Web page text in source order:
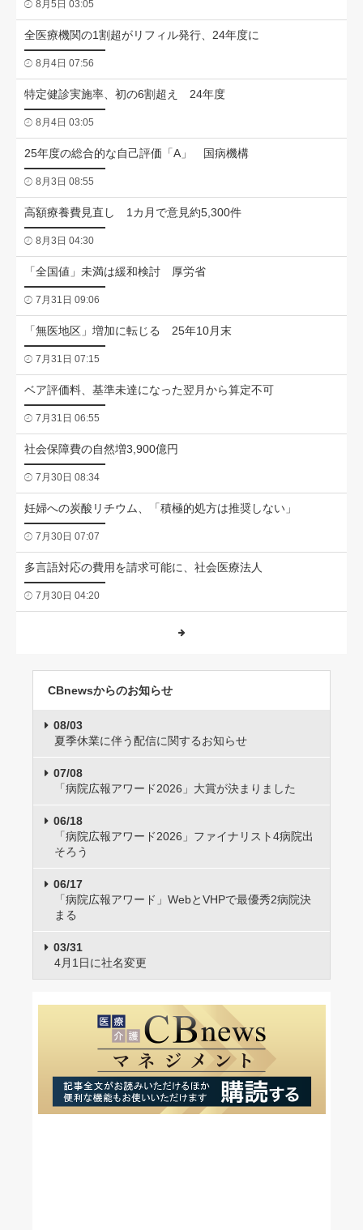
8月5日 03:05
全医療機関の1割超がリフィル発行、24年度に
8月4日 07:56
特定健診実施率、初の6割超え 24年度
8月4日 03:05
25年度の総合的な自己評価「A」 国病機構
8月3日 08:55
高額療養費見直し 1カ月で意見約5,300件
8月3日 04:30
「全国値」未満は緩和検討 厚労省
7月31日 09:06
「無医地区」増加に転じる 25年10月末
7月31日 07:15
ベア評価料、基準未達になった翌月から算定不可
7月31日 06:55
社会保障費の自然増3,900億円
7月30日 08:34
妊婦への炭酸リチウム、「積極的処方は推奨しない」
7月30日 07:07
多言語対応の費用を請求可能に、社会医療法人
7月30日 04:20
CBnewsからのお知らせ
08/03
夏季休業に伴う配信に関するお知らせ
07/08
「病院広報アワード2026」大賞が決まりました
06/18
「病院広報アワード2026」ファイナリスト4病院出
そろう
06/17
「病院広報アワード」WebとVHPで最優秀2病院決
まる
03/31
4月1日に社名変更